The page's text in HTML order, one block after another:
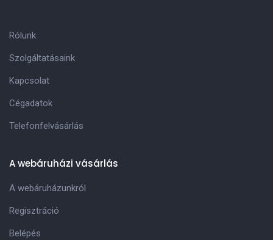
Rólunk
Szolgáltatásaink
Kapcsolat
Cégadatok
Telefonfelvásárlás
A webáruházi vásárlás
A webáruházunkról
Regisztráció
Belépés